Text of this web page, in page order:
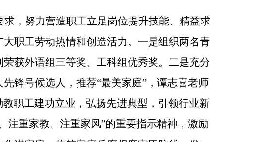
，努力营造职工立足岗位提升技能、精益求
职工劳动热情和创造活力。一是组织两名青
获外语组三等奖、工科组优秀奖。二是充分
锋号候选人，推荐“最美家庭”，谭志喜老师
职工建功立业，弘扬先进典型，引领行业新
注重家教、注重家风”的重要指示精神，激励